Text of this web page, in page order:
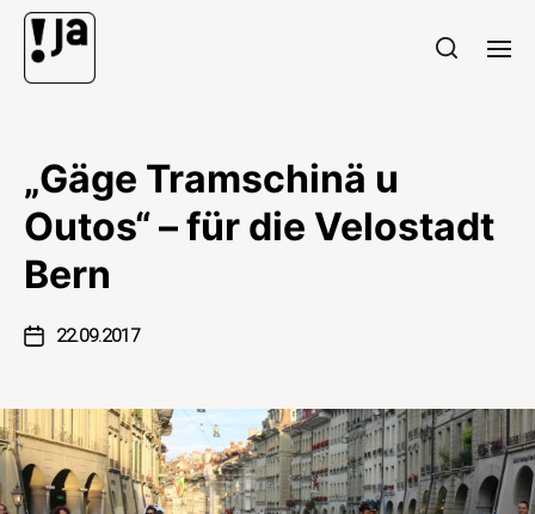
„Gäge Tramschinä u
Outos“ – für die Velostadt
Bern
22.09.2017